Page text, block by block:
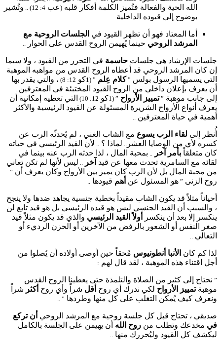
الله الحية والفعالة فتُميز الكلمة أفكار قلبه (عب 4: 12) ..
وتُشير
بوضوح إلى قيوده الداخلية ..
أما المعتاد فهو أن تظهر القيود في الجلسات الروحية مع
المرشد الروحي حينما يُهيمن الروح القدس على الحوار ..
جلسات الإرشاد هي جلسات حاسمة في التحرر من القيود ، ولا سيما
إن كان المرشد الروحي قد أعطاه الروح القدس من مواهبه الموهبة
التي يسميها الرسول بولس ” كلام عِلم ” (1 كو 12: 8)
، والتي يقدر بها
أن يعرف بإعلان داخلي من الروح القيود المختبئة في المعترفين .
إلى جانب موهبة ”تمييز الأرواح ” (1 كو 12: 10)
التي تعطيه إمكانية أن
يعرف أنواع الأرواح الشريرة المسئولة عن القيود الرئيسية والأكثر
أهمية في حياة المعترفين ..
أُنظر إلى لقاء الرب يسوع مع الشاب الغني ، لم يُحدثّه الرب عن
كسره لأي من الوصايا العشر .. لماذا ؟ .. لأن القيد الرئيسي في حياته
كان متعلقاً بأمر آخر .. بمحبة المال ، لذا حدثه الرب عنه بينما في
لقائه مع السامرية تحدث معها عن قيد آخر .. ليس لأنها لم تكن تعاني
من محبة المال بل لأن الرب كان يميز بين الأرواح وكان يعرف أن ”
روح الزنى ” هو المسئول عن أهم قيودها ..
أحياناً مثلاً قد يكون الشاب مقيداً بخطية جنسية يجاهد ضدها ولا ينجح
، والسبب أن القيد الجنسي ليس هو قيده الرئيسي بل هو قيد تابع لن
ينكسر إلا بعد أن ينكسر
أولاً القيد الرئيسي والذي قد يكون مثلاً قيد
صغر النفس أو الشعور بالرفض من الآخرين أو الحزن الرديء أو
التعالي ..
لذا كم كان الأنبا أنطونيوس مُحقاً حين أوصى أولاده أن يُصلوا من
أجل اقتناء هذه الموهبة ، لقد قال لهم :
” نحتاج إلى كثير من الصلاة والتلمذة حتى يعطينا الروح القدس
موهبةتمييز الأرواح لكي ندرك أي روح أقل شراً وأي روح أكثر شراً
ونعرف كيف يُمكن التغلب على كل منها وطردها ” ..
صديقي ، تحتاج قبل كل جلسة روحية مع المرشد الروحي أن تركع
في مخدعك وتطلب من روح الله أن يهيمن على الجلسة بالكامل
ليكشف كل القيود وليُحررك منها ..